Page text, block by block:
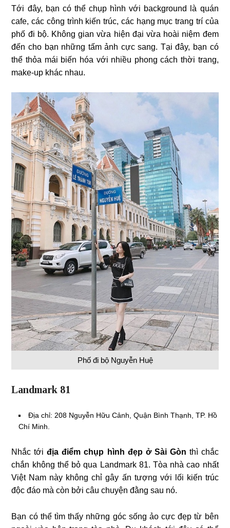
Tới đây, bạn có thể chụp hình với background là quán
cafe, các công trình kiến trúc, các hạng mục trang trí của
phố đi bộ. Không gian vừa hiện đại vừa hoài niệm đem
đến cho bạn những tấm ảnh cực sang. Tại đây, bạn có
thể thỏa mái biến hóa với nhiều phong cách thời trang,
make-up khác nhau.
Phố đi bộ Nguyễn Huệ
Landmark 81
Địa chỉ: 208 Nguyễn Hữu Cảnh, Quận Bình Thạnh, TP. Hồ
Chí Minh.
Nhắc tớiđịa điểm chụp hình đẹp ở Sài Gòn thì chắc
chắn không thể bỏ qua Landmark 81. Tòa nhà cao nhất
Việt Nam này không chỉ gây ấn tượng với lối kiến trúc
độc đáo mà còn bởi câu chuyện đằng sau nó.
Bạn có thể tìm thấy những góc sống ảo cực đẹp từ bên